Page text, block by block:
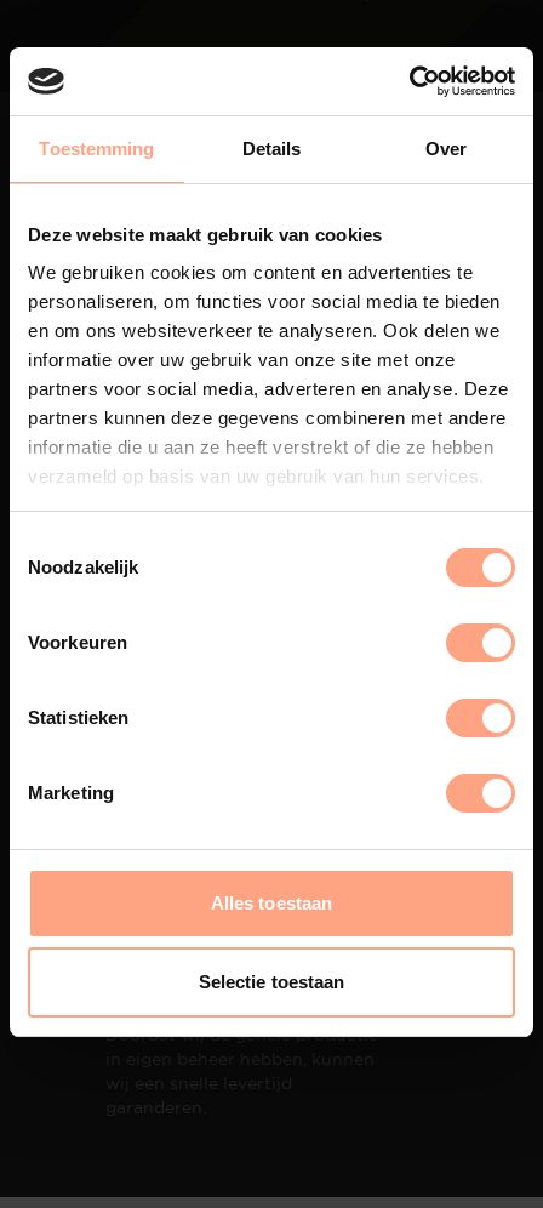
Toestemming Details Over
Deze website maakt gebruik van cookies
We gebruiken cookies om content en advertenties te
personaliseren, om functies voor social media te bieden
en om ons websiteverkeer te analyseren. Ook delen we
informatie over uw gebruik van onze site met onze
partners voor social media, adverteren en analyse. Deze
partners kunnen deze gegevens combineren met andere
informatie die u aan ze heeft verstrekt of die ze hebben
verzameld op basis van uw gebruik van hun services.
Noodzakelijk
Voorkeuren
Statistieken
Marketing
Alles toestaan
Selectie toestaan
Maatwerk
Een exclusieve handgemaakte
beleving, waar Nederlands
vakmanschap en design
samenkomen.
eigen spuiterij afgewerkt met
PUUUR biedt volledige
Snelle levering
Doordat wij de gehele productie
garanderen.